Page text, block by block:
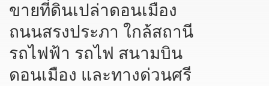
ขายที่ดินเปล่าดอนเมือง
ถนนสรงประภา ใกล้สถานี
รถไฟฟ้า รถไฟ สนามบิน
ดอนเมือง และทางด่วนศรี